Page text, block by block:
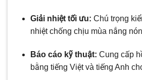
Giải nhiệt tối ưu: Chú trọng
nhiệt chống chịu mùa nắng
Báo cáo kỹ thuật: Cung cấp
bằng tiếng Việt và tiếng Anh